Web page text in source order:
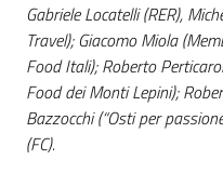
Gabriele Locatelli (RER),
Travel); Giacomo Miola
Food Itali); Roberto
Food dei Monti Lepini);
Bazzocchi (“Osti per
(FC).